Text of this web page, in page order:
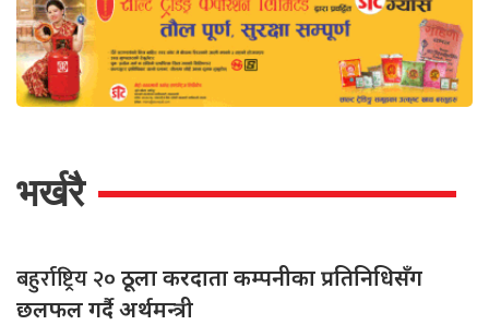
भर्खरै
बहुर्राष्ट्रिय २० ठूला करदाता कम्पनीका प्रतिनिधिसँग
छलफल गर्दै अर्थमन्त्री